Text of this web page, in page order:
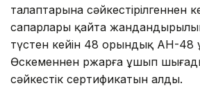
талаптарына сәйкестірілгеннен
сапарлары қайта
түстен кейін 48 орындық АН-48
Өскеменнен Үржарға ұшып
сәйкестік сертификатын алды.